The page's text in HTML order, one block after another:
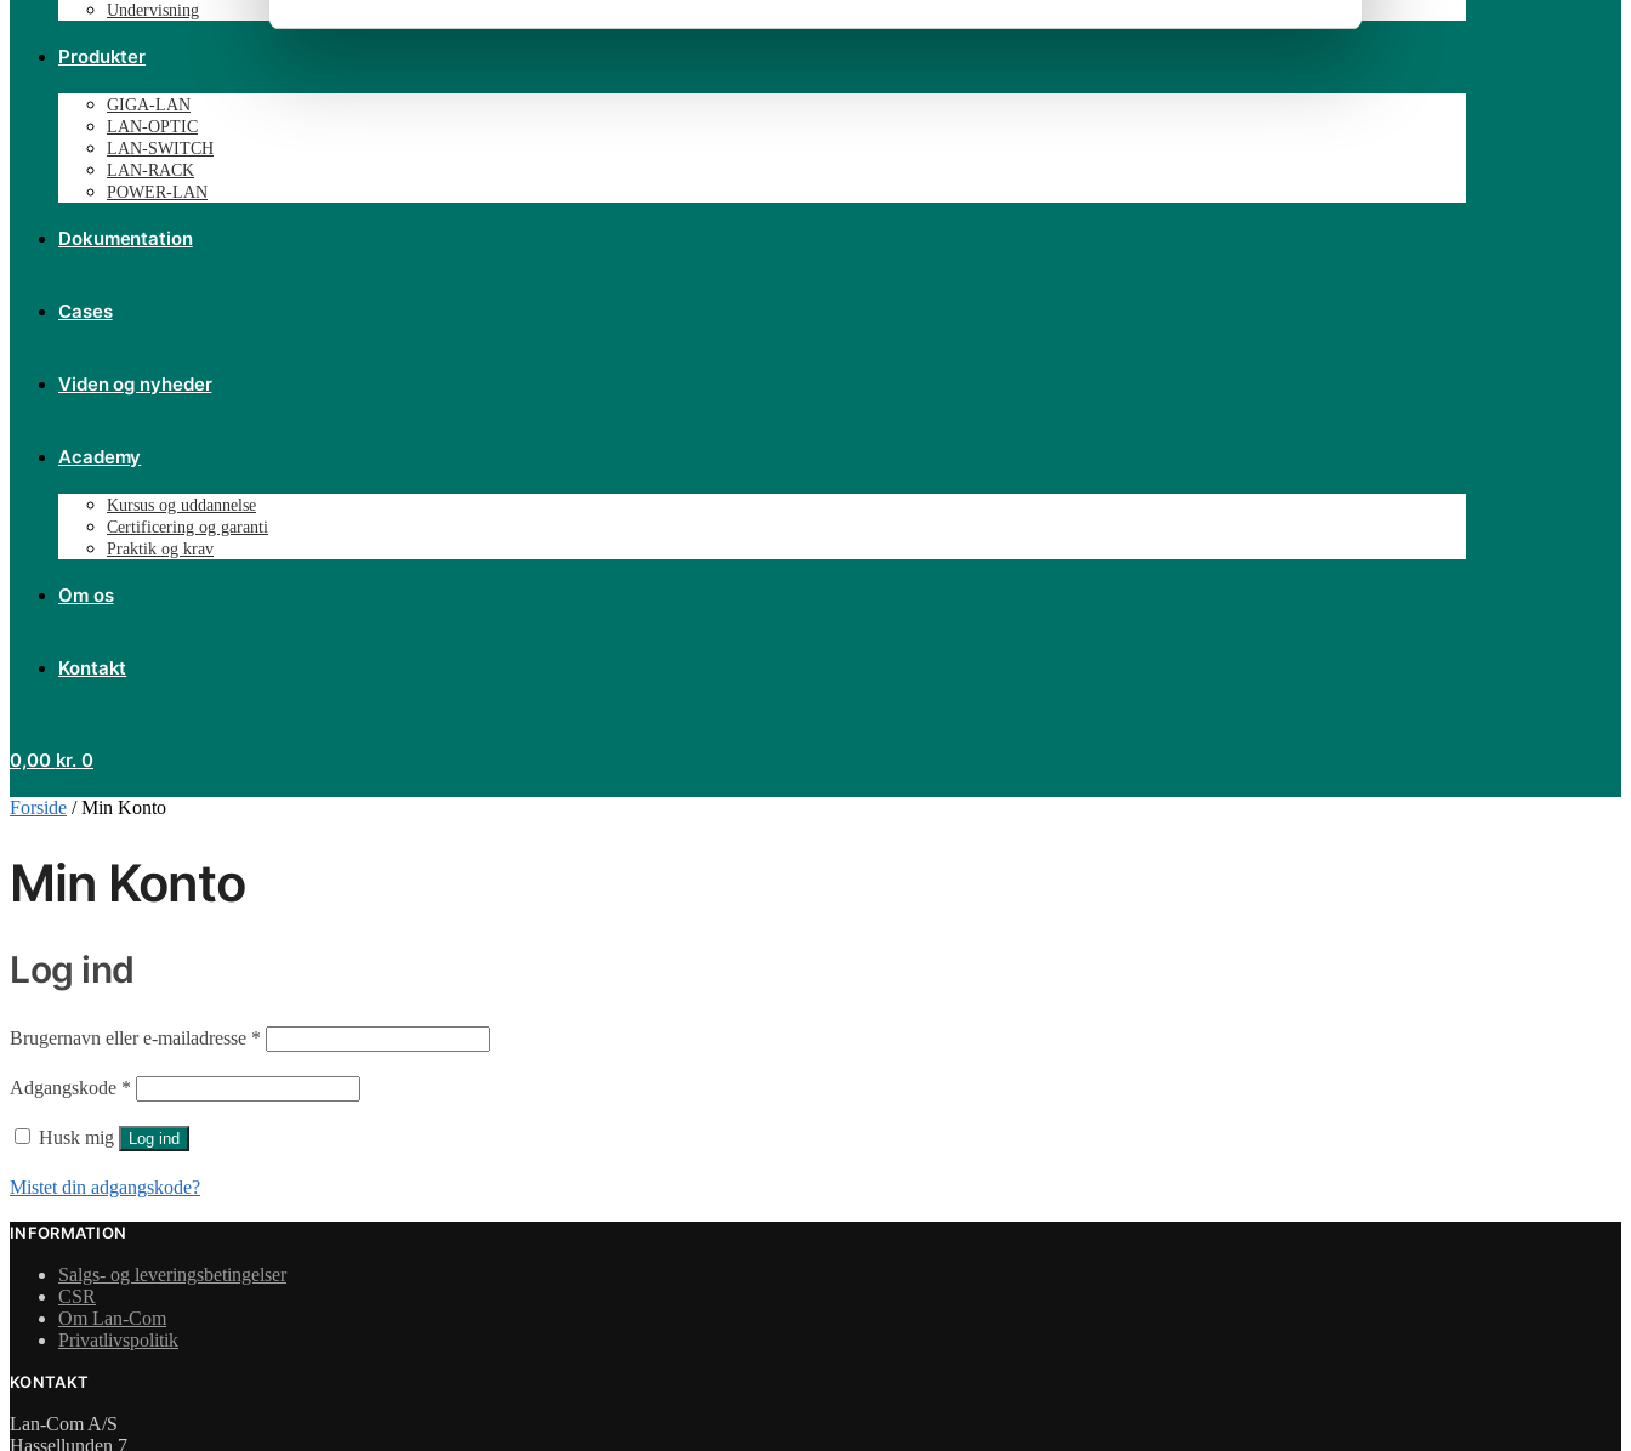
Undervisning
Produkter
GIGA-LAN
LAN-OPTIC
LAN-SWITCH
LAN-RACK
POWER-LAN
Dokumentation
Cases
Viden og nyheder
Academy
Kursus og uddannelse
Certificering og garanti
Praktik og krav
Om os
Kontakt
0,00 kr. 0
Forside /Min Konto
Min Konto
Log ind
Brugernavn eller e-mailadresse *
Adgangskode *
Husk mig Log ind
Mistet din adgangskode?
INFORMATION
Salgs- og leveringsbetingelser
CSR
Om Lan-Com
Privatlivspolitik
KONTAKT
Lan-Com A/S
Hassellunden 7